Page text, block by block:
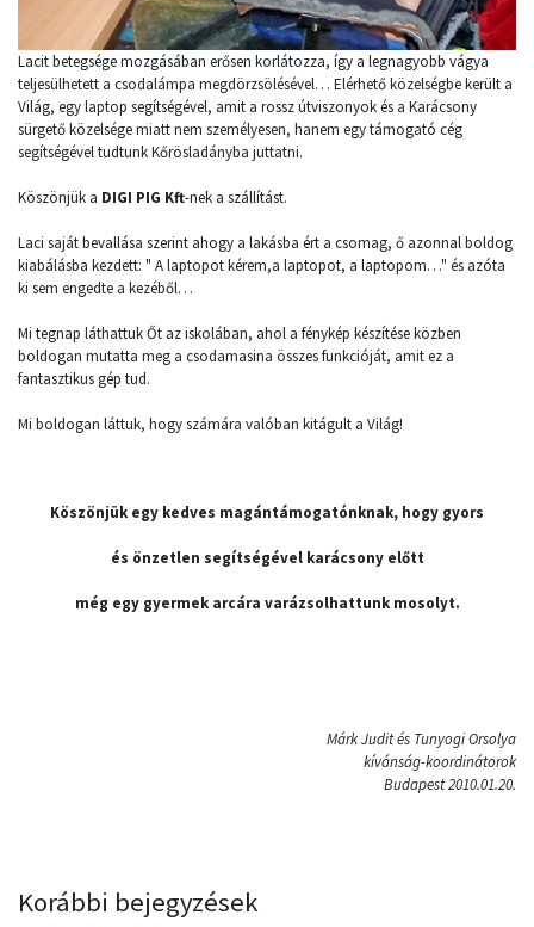
Lacit betegsége mozgásában erősen korlátozza, így a legnagyobb vágya
teljesülhetett a csodalámpa megdörzsölésével… Elérhető közelségbe került a
Világ, egy laptop segítségével, amit a rossz útviszonyok és a Karácsony
sürgető közelsége miatt nem személyesen, hanem egy támogató cég
segítségével tudtunk Kőrösladányba juttatni.
Köszönjük a DIGI PIG Kft-nek a szállítást.
Laci saját bevallása szerint ahogy a lakásba ért a csomag, ő azonnal boldog
kiabálásba kezdett: " A laptopot kérem,a laptopot, a laptopom…" és azóta
ki sem engedte a kezéből…
Mi tegnap láthattuk Őt az iskolában, ahol a fénykép készítése közben
boldogan mutatta meg a csodamasina összes funkcióját, amit ez a
fantasztikus gép tud.
Mi boldogan láttuk, hogy számára valóban kitágult a Világ!
Köszönjük egy kedves magántámogatónknak, hogy gyors
és önzetlen segítségével karácsony előtt
még egy gyermek arcára varázsolhattunk mosolyt.
Márk Judit és Tunyogi Orsolya
kívánság-koordinátorok
Budapest 2010.01.20.
Korábbi bejegyzések